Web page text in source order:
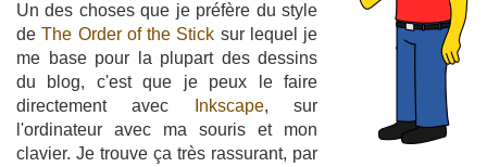
Un des choses que je préfère du style
deThe Order of the Stick sur lequel je
me base pour la plupart des dessins
du blog, c'est que je peux le faire
directement avec
Inkscape, sur
l'ordinateur avec ma souris et mon
clavier. Je trouve ça très rassurant, par